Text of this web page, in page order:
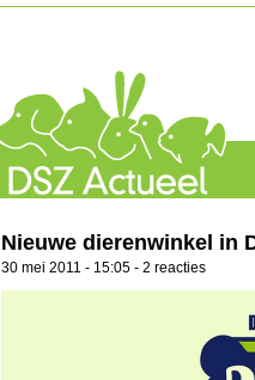
Nieuwe dierenwinkel in
30 mei 2011 - 15:05 - 2 reacties